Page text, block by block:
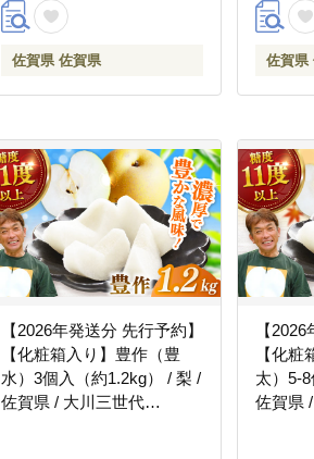
佐賀県 佐賀県 佐賀県
【2026年発送分 先行予約】
【化粧箱入り】豊作（豊
水）3個入（約1.2kg） / 梨 /
佐賀県 / 大川三世代
【
【化
太）5-
佐賀県